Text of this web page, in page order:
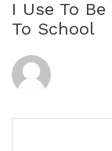
I Use To
To School